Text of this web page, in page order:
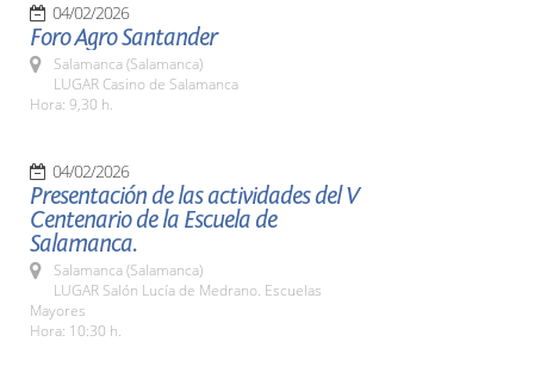
04/02/2026
Foro Agro Santander
Salamanca (Salamanca)
LUGAR Casino de Salamanca
Hora: 9,30 h.
04/02/2026
Presentación de las actividades del V
Centenario de la Escuela de
Salamanca.
Salamanca (Salamanca)
LUGAR Salón Lucía de Medrano. Escuelas
Mayores
Hora: 10:30 h.